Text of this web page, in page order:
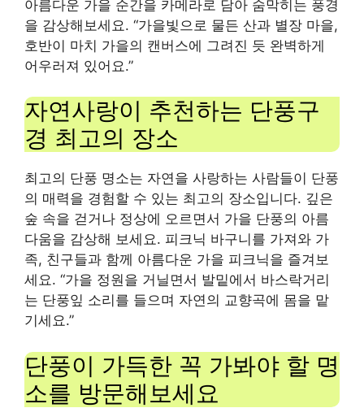
아름다운 가을 순간을 카메라로 담아 숨막히는 풍경
을 감상해보세요. “가을빛으로 물든 산과 별장 마을,
호반이 마치 가을의 캔버스에 그려진 듯 완벽하게
어우러져 있어요.”
자연사랑이 추천하는 단풍구
경 최고의 장소
최고의 단풍 명소는 자연을 사랑하는 사람들이 단풍
의 매력을 경험할 수 있는 최고의 장소입니다. 깊은
숲 속을 걷거나 정상에 오르면서 가을 단풍의 아름
다움을 감상해 보세요. 피크닉 바구니를 가져와 가
족, 친구들과 함께 아름다운 가을 피크닉을 즐겨보
세요. “가을 정원을 거닐면서 발밑에서 바스락거리
는 단풍잎 소리를 들으며 자연의 교향곡에 몸을 맡
기세요.”
단풍이 가득한 꼭 가봐야 할 명
소를 방문해보세요